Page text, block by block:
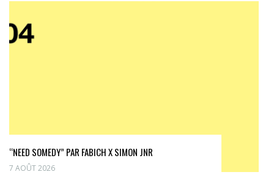
“NEED SOMEDY” PAR FABICH X SIMON JNR
7 AOÛT 2026